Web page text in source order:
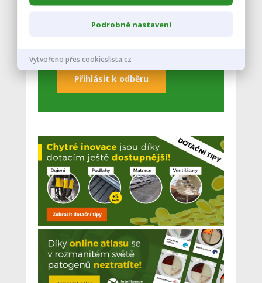
Podrobné nastavení
Vytvořeno přes cookieslista.cz